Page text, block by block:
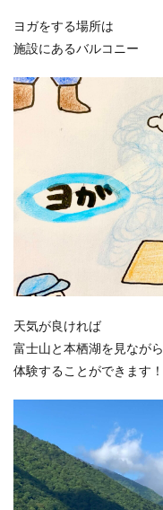
ヨガをする場所は
施設にあるバルコニー
天気が良ければ
富士山と本栖湖を見ながら
体験することができます！